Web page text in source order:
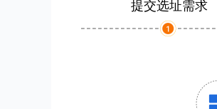
提交选址需求